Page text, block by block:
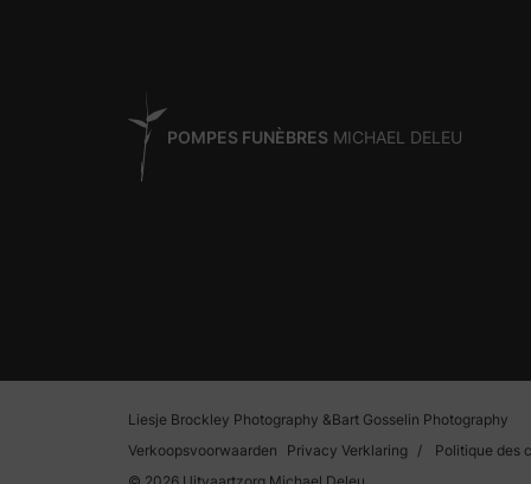
POMPES FUNÈBRES MICHAEL DELEU
Liesje Brockley Photography &Bart Gosselin Photography
Verkoopsvoorwaarden
Privacy Verklaring
Politique des